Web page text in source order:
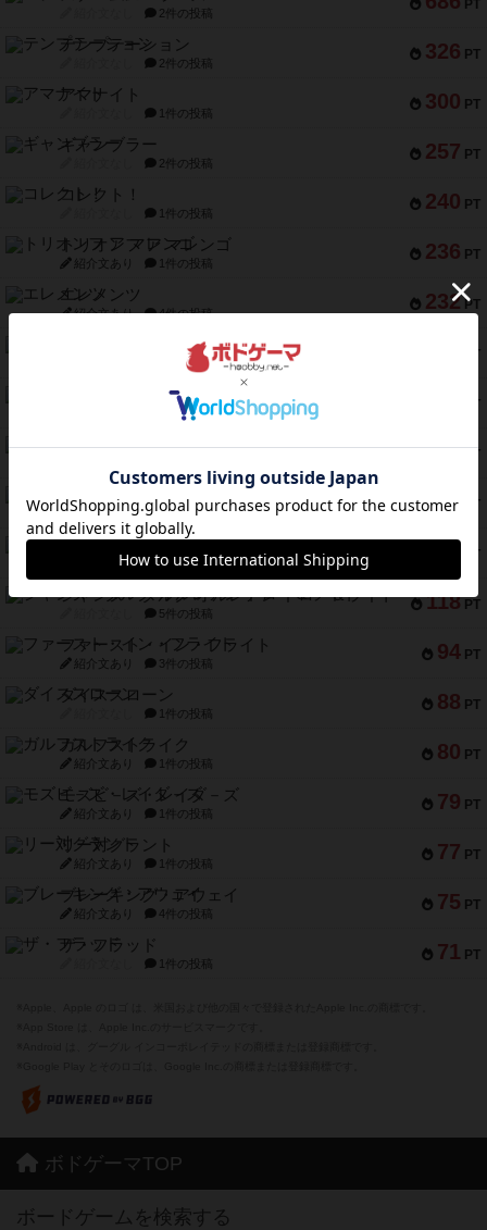
PT
2件の投稿
326 PT
テンプテーション
2件の投稿
300 PT
アマナイト
1件の投稿
257 PT
ギャンブラー
2件の投稿
240 PT
コレクト！
1件の投稿
236 PT
トリオンフ ア マレンゴ
紹介文あり 1件の投稿
232 PT
エレメンツ
紹介文あり 4件の投稿
PT
バー！パーティー
1件の投稿
PT
1件の投稿
152 PT
クルティボ
140 PT
紹介文なし 1件の投稿
PT
ドブル：ポケットモンスター
紹介文あり 4件の投稿
118 PT
ジャンヌ・ダルク-オルレアン ドロー＆ライト
5件の投稿
94 PT
ファースト・イン・フライト
紹介文あり 3件の投稿
88 PT
ダイススローン
1件の投稿
80 PT
ガルフストライク
紹介文あり 1件の投稿
79 PT
モズビ－ズ・レイダ－ズ
紹介文あり 1件の投稿
77 PT
リー対グラント
紹介文あり 1件の投稿
75 PT
ブレーキング・アウェイ
紹介文あり 4件の投稿
71 PT
ザ・フラッド
1件の投稿
ボドゲーマTOP
ボードゲームを検索する